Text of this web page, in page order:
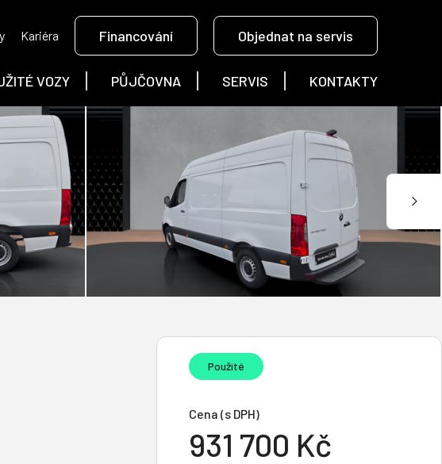
Kariéra Financování Objednat na servis
VOZY PŮJČOVNA SERVIS KONTAKTY
Použité
Cena (s DPH)
931 700 Kč